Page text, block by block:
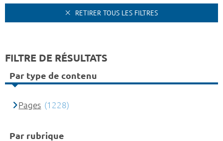
RETIRER TOUS LES FILTRES
FILTRE DE RÉSULTATS
Par type de contenu
Pages (1228)
Par rubrique